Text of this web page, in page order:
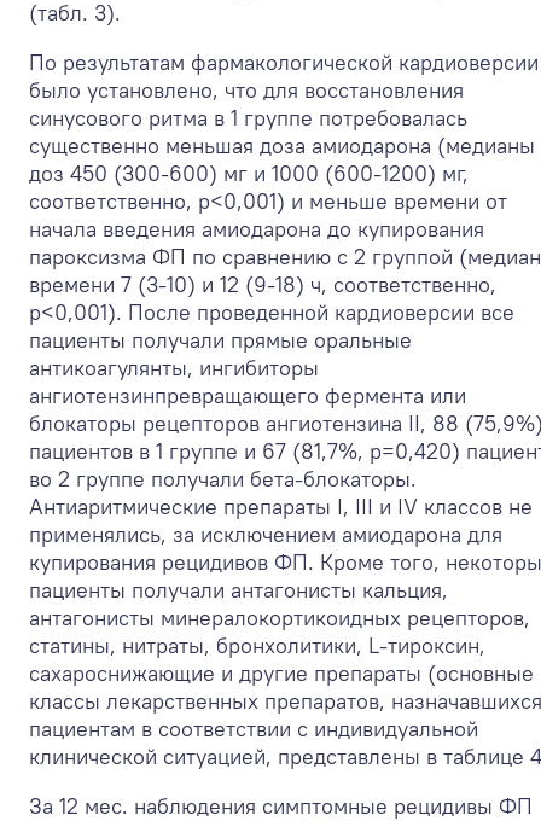
(табл. 3).
По результатам фармакологической кардиоверсии
было установлено, что для восстановления
синусового ритма в 1 группе потребовалась
существенно меньшая доза амиодарона (медианы
доз 450 (300-600) мг и 1000 (600-1200) мг,
соответственно, р<0,001) и меньше времени от
начала введения амиодарона до купирования
пароксизма ФП по сравнению с 2 группой
времени 7 (3-10) и 12 (9-18) ч, соответственно,
р<0,001). После проведенной кардиоверсии все
пациенты получали прямые оральные
антикоагулянты, ингибиторы
ангиотензинпревращающего фермента или
блокаторы рецепторов ангиотензина II, 88
пациентов в 1 группе и 67 (81,7%, р=0,420)
во 2 группе получали бета-блокаторы.
Антиаритмические препараты I, III и IV классов не
применялись, за исключением амиодарона для
купирования рецидивов ФП. Кроме того,
пациенты получали антагонисты кальция,
антагонисты минералокортикоидных рецепторов,
статины, нитраты, бронхолитики, L-тироксин,
сахароснижающие и другие препараты (основные
классы лекарственных препаратов, назначавшихся
пациентам в соответствии с индивидуальной
клинической ситуацией, представлены в таблице
За 12 мес. наблюдения симптомные рецидивы ФП